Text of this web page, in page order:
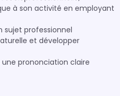
à son activité en employant
sujet professionnel
et développer
prononciation claire